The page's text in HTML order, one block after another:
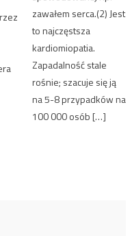
zawałem serca.(2) Jest
to najczęstsza
kardiomiopatia.
Zapadalność stale
rośnie; szacuje się ją
na 5-8 przypadków na
100 000 osób […]